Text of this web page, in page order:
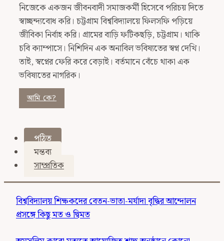
নিজেকে একজন জীবনবাদী সমাজকর্মী হিসেবে পরিচয় দিতে
স্বাচ্ছন্দ্যবোধ করি। চট্টগ্রাম বিশ্ববিদ্যালয়ে ফিলসফি পড়িয়ে
জীবিকা নির্বাহ করি। গ্রামের বাড়ি ফটিকছড়ি, চট্টগ্রাম। থাকি
চবি ক্যাম্পাসে। নিশিদিন এক অনাবিল ভবিষ্যতের স্বপ্ন দেখি।
তাই, স্বপ্নের ফেরি করে বেড়াই। বর্তমানে বেঁচে থাকা এক
ভবিষ্যতের নাগরিক।
আমি কে?
পঠিত
মন্তব্য
সাম্প্রতিক
বিশ্ববিদ্যালয় শিক্ষকদের বেতন-ভাতা-মর্যাদা বৃদ্ধির আন্দোলন
প্রসঙ্গে কিছু মত ও দ্বিমত